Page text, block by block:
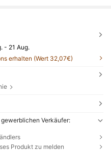
- 21 Aug.
erhalten (Wert 32,07€)
Verkäufer:
Produkt zu melden